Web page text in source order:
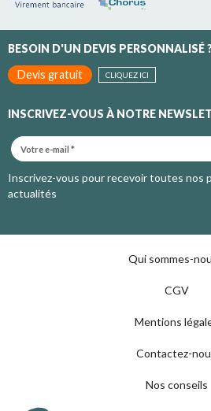
BESOIN D'UN DEVIS PERSONNALISÉ
Devis gratuit
CLIQUEZ ICI
INSCRIVEZ-VOUS À NOTRE
Inscrivez-vous pour recevoir toutes nos
actualités
Qui sommes-
CGV
Mentions
Contactez-
Nos conseils